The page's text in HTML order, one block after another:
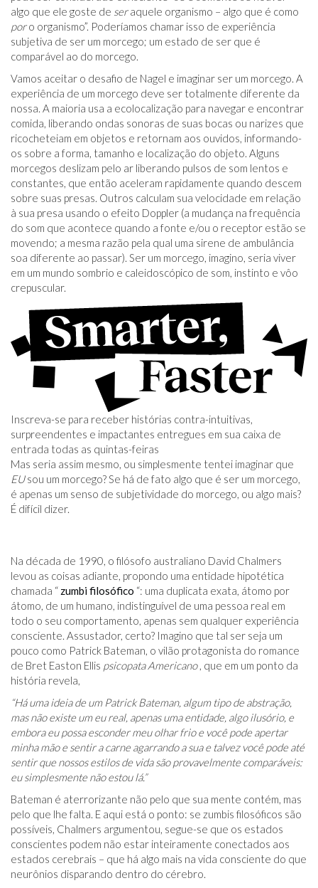
algo que ele goste de seraquele organismo – algo que é como
poro organismo”. Poderíamos chamar isso de experiência
subjetiva de ser um morcego; um estado de ser que é
comparável ao do morcego.
Vamos aceitar o desafio de Nagel e imaginar ser um morcego. A
experiência de um morcego deve ser totalmente diferente da
nossa. A maioria usa a ecolocalização para navegar e encontrar
comida, liberando ondas sonoras de suas bocas ou narizes que
ricocheteiam em objetos e retornam aos ouvidos, informando-
os sobre a forma, tamanho e localização do objeto. Alguns
morcegos deslizam pelo ar liberando pulsos de som lentos e
constantes, que então aceleram rapidamente quando descem
sobre suas presas. Outros calculam sua velocidade em relação
à sua presa usando o efeito Doppler (a mudança na frequência
do som que acontece quando a fonte e/ou o receptor estão se
movendo; a mesma razão pela qual uma sirene de ambulância
soa diferente ao passar). Ser um morcego, imagino, seria viver
em um mundo sombrio e caleidoscópico de som, instinto e vôo
crepuscular.
Inscreva-se para receber histórias contra-intuitivas,
surpreendentes e impactantes entregues em sua caixa de
entrada todas as quintas-feiras
Mas seria assim mesmo, ou simplesmente tentei imaginar que
EUsou um morcego? Se há de fato algo que é ser um morcego,
é apenas um senso de subjetividade do morcego, ou algo mais?
É difícil dizer.
Na década de 1990, o filósofo australiano David Chalmers
levou as coisas adiante, propondo uma entidade hipotética
chamada “ zumbi filosófico “: uma duplicata exata, átomo por
átomo, de um humano, indistinguível de uma pessoa real em
todo o seu comportamento, apenas sem qualquer experiência
consciente. Assustador, certo? Imagino que tal ser seja um
pouco como Patrick Bateman, o vilão protagonista do romance
de Bret Easton Ellis psicopata Americano, que em um ponto da
história revela,
“Há uma ideia de um Patrick Bateman, algum tipo de abstração,
mas não existe um eu real, apenas uma entidade, algo ilusório, e
embora eu possa esconder meu olhar frio e você pode apertar
minha mão e sentir a carne agarrando a sua e talvez você pode até
sentir que nossos estilos de vida são provavelmente comparáveis:
eu simplesmente não estou lá.”
Bateman é aterrorizante não pelo que sua mente contém, mas
pelo que lhe falta. E aqui está o ponto: se zumbis filosóficos são
possíveis, Chalmers argumentou, segue-se que os estados
conscientes podem não estar inteiramente conectados aos
estados cerebrais – que há algo mais na vida consciente do que
neurônios disparando dentro do cérebro.